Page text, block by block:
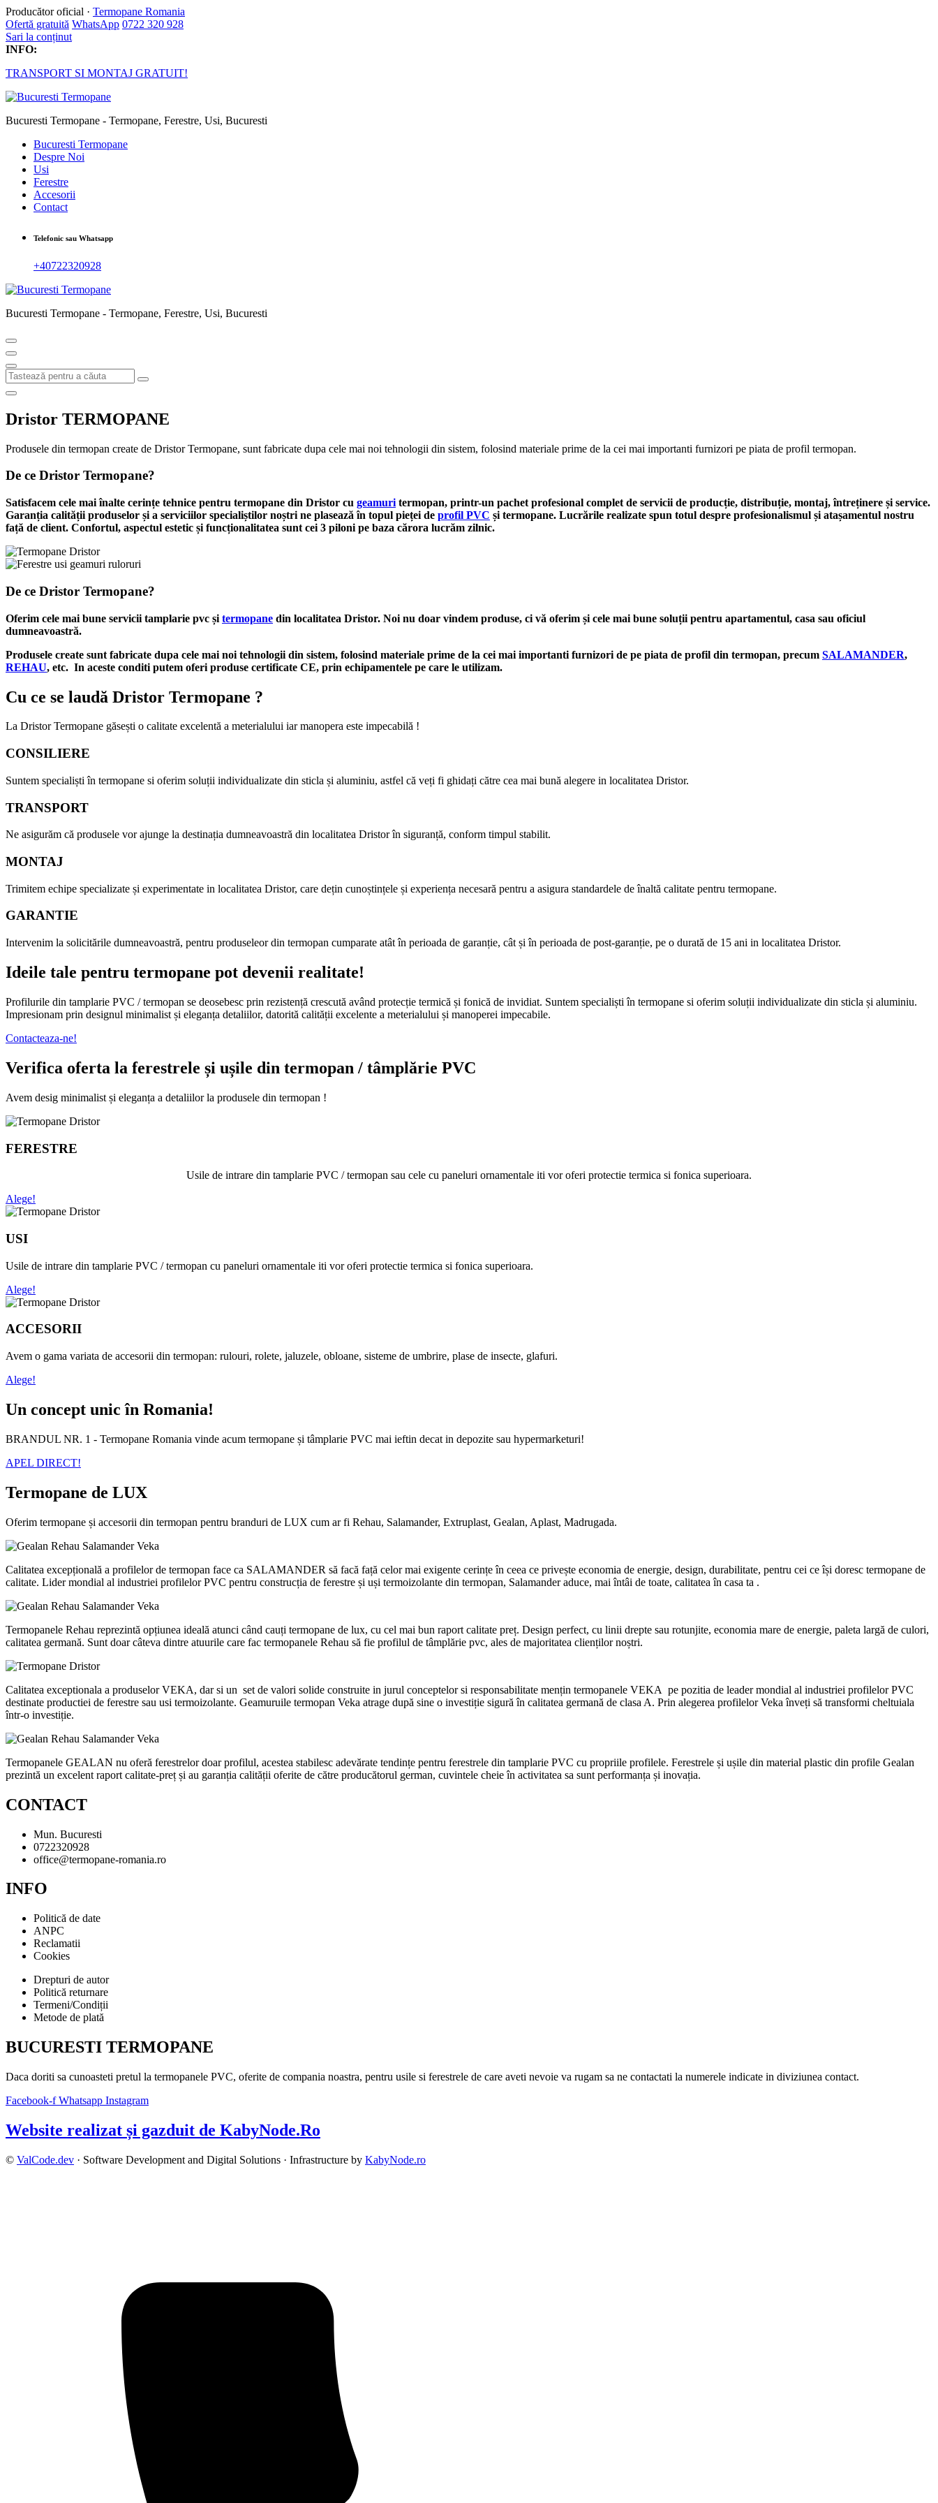
Producător oficial · Termopane Romania
Ofertă gratuită WhatsApp 0722 320 928
Sari la conținut
INFO:
TRANSPORT SI MONTAJ GRATUIT!
Bucuresti Termopane - Termopane, Ferestre, Usi, Bucuresti
Bucuresti Termopane
Despre Noi
Usi
Ferestre
Accesorii
Contact
Telefonic sau Whatsapp
+40722320928
Bucuresti Termopane - Termopane, Ferestre, Usi, Bucuresti
Dristor TERMOPANE
Produsele din termopan create de Dristor Termopane, sunt fabricate dupa cele mai noi tehnologii din sistem, folosind materiale prime de la cei mai importanti furnizori pe piata de profil termopan.
De ce Dristor Termopane?
Satisfacem cele mai înalte cerințe tehnice pentru termopane din Dristor cu geamuri termopan, printr-un pachet profesional complet de servicii de producție, distribuție, montaj, întreținere și service.
Garanția calității produselor și a serviciilor specialiștilor noștri ne plasează în topul pieței de profil PVC și termopane. Lucrările realizate spun totul despre profesionalismul și atașamentul nostru
față de client. Confortul, aspectul estetic și funcționalitatea sunt cei 3 piloni pe baza cărora lucrăm zilnic.
De ce Dristor Termopane?
Oferim cele mai bune servicii tamplarie pvc și termopane din localitatea Dristor. Noi nu doar vindem produse, ci vă oferim și cele mai bune soluții pentru apartamentul, casa sau oficiul
dumneavoastră.
Produsele create sunt fabricate dupa cele mai noi tehnologii din sistem, folosind materiale prime de la cei mai importanti furnizori de pe piata de profil din termopan, precum SALAMANDER,
REHAU, etc. In aceste conditi putem oferi produse certificate CE, prin echipamentele pe care le utilizam.
Cu ce se laudă Dristor Termopane ?
La Dristor Termopane găsești o calitate excelentă a meterialului iar manopera este impecabilă !
CONSILIERE
Suntem specialiști în termopane si oferim soluții individualizate din sticla și aluminiu, astfel că veți fi ghidați către cea mai bună alegere in localitatea Dristor.
TRANSPORT
Ne asigurăm că produsele vor ajunge la destinația dumneavoastră din localitatea Dristor în siguranță, conform timpul stabilit.
MONTAJ
Trimitem echipe specializate și experimentate in localitatea Dristor, care dețin cunoștințele și experiența necesară pentru a asigura standardele de înaltă calitate pentru termopane.
GARANTIE
Intervenim la solicitările dumneavoastră, pentru produseleor din termopan cumparate atât în perioada de garanție, cât și în perioada de post-garanție, pe o durată de 15 ani in localitatea Dristor.
Ideile tale pentru termopane pot devenii realitate!
Profilurile din tamplarie PVC / termopan se deosebesc prin rezistență crescută având protecție termică și fonică de invidiat. Suntem specialiști în termopane si oferim soluții individualizate din sticla și aluminiu.
Impresionam prin designul minimalist și eleganța detaliilor, datorită calității excelente a meterialului și manoperei impecabile.
Contacteaza-ne!
Verifica oferta la ferestrele și ușile din termopan / tâmplărie PVC
Avem desig minimalist și eleganța a detaliilor la produsele din termopan !
FERESTRE
Usile de intrare din tamplarie PVC / termopan sau cele cu paneluri ornamentale iti vor oferi protectie termica si fonica superioara.
Alege!
USI
Usile de intrare din tamplarie PVC / termopan cu paneluri ornamentale iti vor oferi protectie termica si fonica superioara.
Alege!
ACCESORII
Avem o gama variata de accesorii din termopan: rulouri, rolete, jaluzele, obloane, sisteme de umbrire, plase de insecte, glafuri.
Alege!
Un concept unic în Romania!
BRANDUL NR. 1 - Termopane Romania vinde acum termopane și tâmplarie PVC mai ieftin decat in depozite sau hypermarketuri!
APEL DIRECT!
Termopane de LUX
Oferim termopane și accesorii din termopan pentru branduri de LUX cum ar fi Rehau, Salamander, Extruplast, Gealan, Aplast, Madrugada.
Calitatea excepțională a profilelor de termopan face ca SALAMANDER să facă față celor mai exigente cerințe în ceea ce privește economia de energie, design, durabilitate, pentru cei ce își doresc termopane de
calitate. Lider mondial al industriei profilelor PVC pentru construcția de ferestre și uși termoizolante din termopan, Salamander aduce, mai întâi de toate, calitatea în casa ta .
Termopanele Rehau reprezintă opțiunea ideală atunci când cauți termopane de lux, cu cel mai bun raport calitate preț. Design perfect, cu linii drepte sau rotunjite, economia mare de energie, paleta largă de culori,
calitatea germană. Sunt doar câteva dintre atuurile care fac termopanele Rehau să fie profilul de tâmplărie pvc, ales de majoritatea clienților noștri.
Calitatea exceptionala a produselor VEKA, dar si un set de valori solide construite in jurul conceptelor si responsabilitate mențin termopanele VEKA pe pozitia de leader mondial al industriei profilelor PVC
destinate productiei de ferestre sau usi termoizolante. Geamuruile termopan Veka atrage după sine o investiție sigură în calitatea germană de clasa A. Prin alegerea profilelor Veka înveți să transformi cheltuiala
într-o investiție.
Termopanele GEALAN nu oferă ferestrelor doar profilul, acestea stabilesc adevărate tendințe pentru ferestrele din tamplarie PVC cu propriile profilele. Ferestrele și ușile din material plastic din profile Gealan
prezintă un excelent raport calitate-preț și au garanția calității oferite de către producătorul german, cuvintele cheie în activitatea sa sunt performanța și inovația.
CONTACT
Mun. Bucuresti
0722320928
office@termopane-romania.ro
INFO
Politică de date
ANPC
Reclamatii
Cookies
Drepturi de autor
Politică returnare
Termeni/Condiții
Metode de plată
BUCURESTI TERMOPANE
Daca doriti sa cunoasteti pretul la termopanele PVC, oferite de compania noastra, pentru usile si ferestrele de care aveti nevoie va rugam sa ne contactati la numerele indicate in diviziunea contact.
Facebook-f Whatsapp Instagram
Website realizat și gazduit de KabyNode.Ro
© ValCode.dev · Software Development and Digital Solutions · Infrastructure by KabyNode.ro